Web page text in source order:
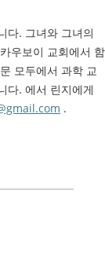
다. 그녀와 그녀의
우보이 교회에서 함
모두에서 과학 교
다. 에서 린지에게
.